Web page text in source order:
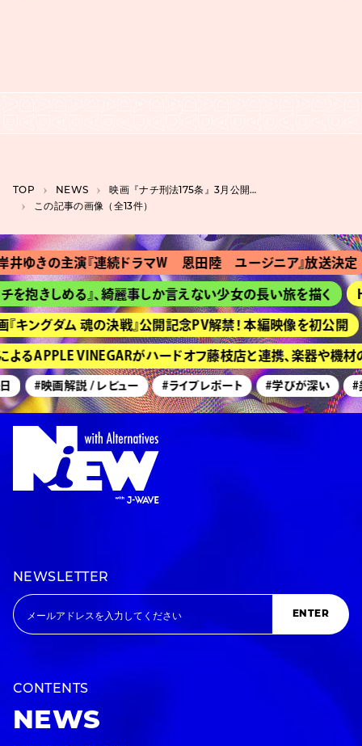
TOP NEWS
映画『ナチ刑法175条』3月公開、ナチ政権下で迫害された同性愛者のドキュメンタリー
この記事の画像（全13件）
井ゆきの主演『連続ドラマＷ 恩田陸 ユージニア』放送決定
を抱きしめる』、綺麗事しか言えない少女の長い旅を描く
キングダム 魂の決戦』公開記念PV解禁！ 本編映像を初公開
るAPPLE VINEGARがハードオフ藤枝店と連携、楽器や機材
#映画解説 / レビュー #ライブレポート #学びが深い #
NEWSLETTER
ENTER
CONTENTS
NEWS